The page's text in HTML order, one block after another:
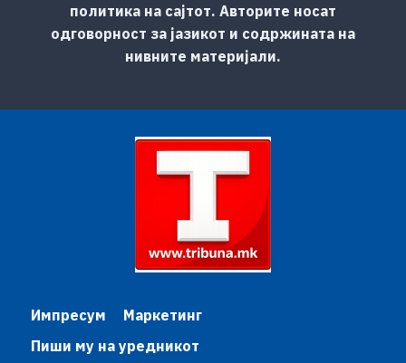
политика на сајтот. Авторите носат
одговорност за јазикот и содржината на
нивните материјали.
Импресум
Маркетинг
Пиши му на уредникот